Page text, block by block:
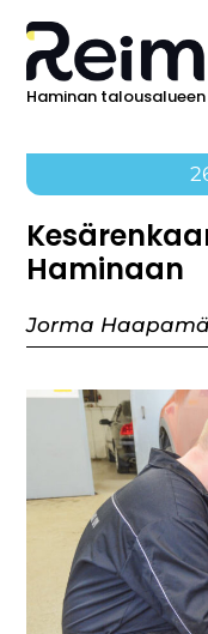
Haminan
Haminaan
Jorma